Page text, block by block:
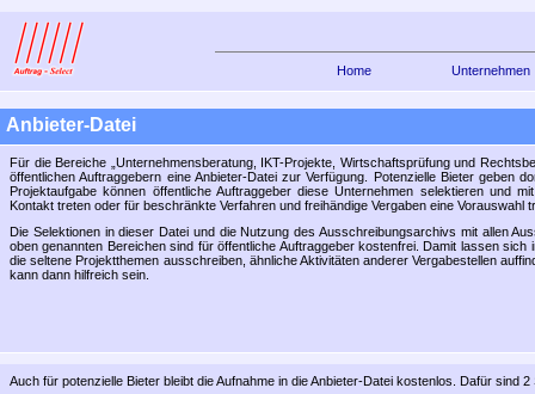
Unternehmen
Home
Anbieter-Datei
Für die Bereiche
Unternehmensberatung, IKT-Projekte, Wirtschaftsprüfung und
öffentlichen Auftraggebern eine Anbieter-Datei zur Verfügung. Potenzielle Bieter geben
Projektaufgabe können öffentliche Auftraggeber diese Unternehmen selektieren und
Kontakt treten oder für beschränkte Verfahren und freihändige Vergaben eine Vorauswahl
Die Selektionen in dieser Datei und die Nutzung des Ausschreibungsarchivs mit allen
oben genannten Bereichen sind für öffentliche Auftraggeber kostenfrei. Damit lassen sich
die seltene Projektthemen ausschreiben, ähnliche Aktivitäten anderer Vergabestellen
kann dann hilfreich sein.
Auch für potenzielle Bieter bleibt die Aufnahme in die Anbieter-Datei kostenlos. Dafür sind